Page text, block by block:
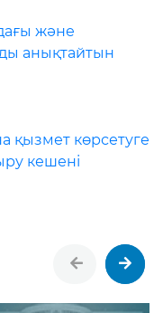
және
анықтайтын
қызмет көрсетуге
кешені